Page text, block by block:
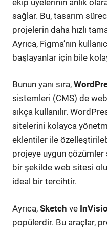
sağlar. Bu, tasarım
projelerin daha hızlı
Ayrıca, Figma’nın
başlayanlar için bile
Bunun yanı sıra,
sistemleri (CMS) de
sıkça kullanılır.
sitelerini kolayca
eklentiler ile
projeye uygun çözümler
bir şekilde web sitesi
ideal bir tercihtir.
Ayrıca, Sketch ve
popülerdir. Bu araçlar,